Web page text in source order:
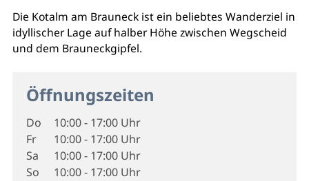
Die Kotalm am Brauneck ist ein beliebtes Wanderziel in
idyllischer Lage auf halber Höhe zwischen Wegscheid
und dem Brauneckgipfel.
Öffnungszeiten
Do
10:00 - 17:00 Uhr
Fr
10:00 - 17:00 Uhr
Sa
10:00 - 17:00 Uhr
So
10:00 - 17:00 Uhr